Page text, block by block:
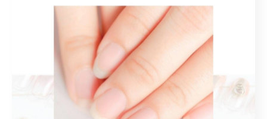
し、プッシャーで優しく処理。次に爪の形を整え、表面
をバッファーで磨きます。仕上げにハンドクリームとネ
イルオイルで保湿すれば、サロンに通う時間がなくても
美しい手元をキープできます。初心者向けのセットや100
均グッズでも十分対応できるので、まずは基本の流れを
身につけてみましょう。